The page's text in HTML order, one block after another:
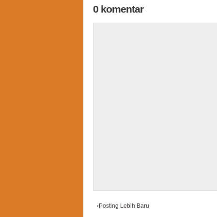
0 komentar
‹Posting Lebih Baru